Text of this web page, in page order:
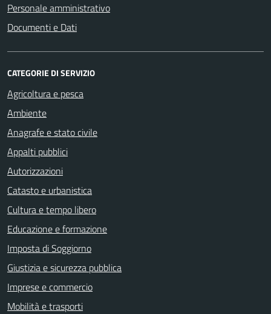
Personale amministrativo
Documenti e Dati
CATEGORIE DI SERVIZIO
Agricoltura e pesca
Ambiente
Anagrafe e stato civile
Appalti pubblici
Autorizzazioni
Catasto e urbanistica
Cultura e tempo libero
Educazione e formazione
Imposta di Soggiorno
Giustizia e sicurezza pubblica
Imprese e commercio
Mobilità e trasporti